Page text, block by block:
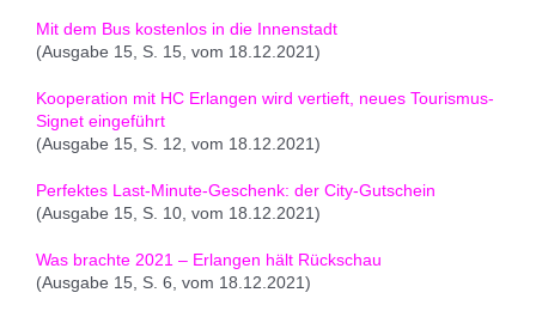
Mit dem Bus kostenlos in die Innenstadt
(Ausgabe 15, S. 15, vom 18.12.2021)
Kooperation mit HC Erlangen wird vertieft, neues Tourismus-
Signet eingeführt
(Ausgabe 15, S. 12, vom 18.12.2021)
Perfektes Last-Minute-Geschenk: der City-Gutschein
(Ausgabe 15, S. 10, vom 18.12.2021)
Was brachte 2021 – Erlangen hält Rückschau
(Ausgabe 15, S. 6, vom 18.12.2021)